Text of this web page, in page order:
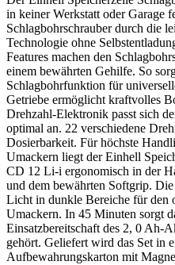
in keiner Werkstatt oder Garage
Schlagbohrschrauber durch die
Technologie ohne
Features machen den
einem bewährten Gehilfe. So
Schlagbohrfunktion für
Getriebe ermöglicht kraftvolles
Drehzahl-Elektronik passt sich
optimal an. 22 verschiedene
Dosierbarkeit. Für höchste
Umackern liegt der Einhell
CD 12 Li-i ergonomisch in der
und dem bewährten Softgrip.
Licht in dunkle Bereiche für den
Umackern. In 45 Minuten sorgt
Einsatzbereitschaft des 2, 0 Ah-
gehört. Geliefert wird das Set in
Aufbewahrungskarton mit